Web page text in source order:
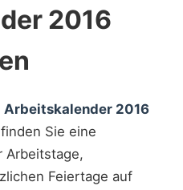
2016
Arbeitskalender 2016
Sie eine
Arbeitstage,
Feiertage auf